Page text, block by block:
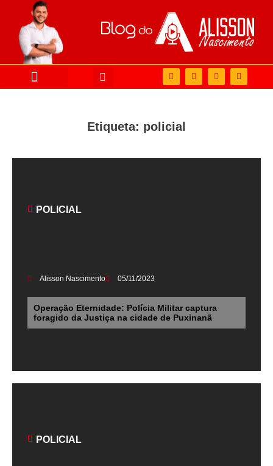
Etiqueta: policial
POLICIAL
Alisson Nascimento 05/11/2023
Operação Eternidade: Polícia Militar captura
foragido da Justiça na cidade de Puxinanã
POLICIAL